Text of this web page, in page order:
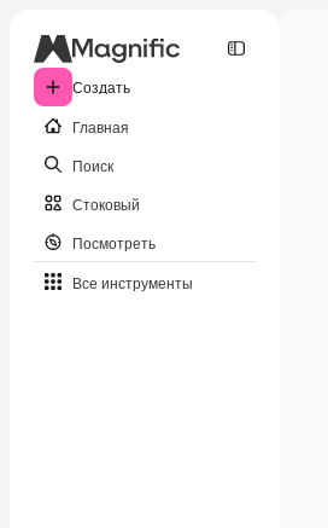
Создать
Главная
Поиск
Стоковый
Посмотреть
Все инструменты